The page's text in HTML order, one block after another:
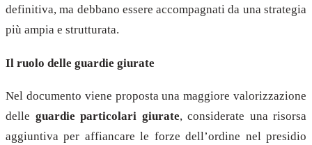
definitiva, ma debbano essere accompagnati da una strategia
più ampia e strutturata.
Il ruolo delle guardie giurate
Nel documento viene proposta una maggiore valorizzazione
delle guardie particolari giurate, considerate una risorsa
aggiuntiva per affiancare le forze dell’ordine nel presidio